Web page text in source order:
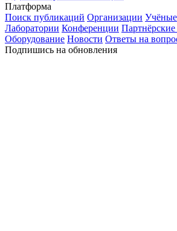
Платформа
Поиск публикаций Организации Учёные
Лаборатории Конференции
Оборудование Новости Ответы на
Подпишись на обновления